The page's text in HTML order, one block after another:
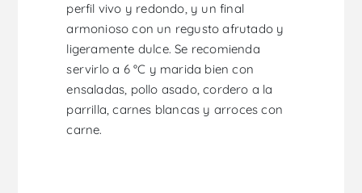
perfil vivo y redondo, y un final
armonioso con un regusto afrutado y
ligeramente dulce. Se recomienda
servirlo a 6 °C y marida bien con
ensaladas, pollo asado, cordero a la
parrilla, carnes blancas y arroces con
carne.